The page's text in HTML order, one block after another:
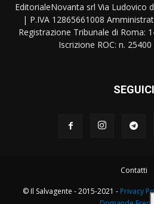
EditorialeNovanta srl Via Ludovico
| P.IVA 12865661008
Registrazione Tribunale di Roma:
Iscrizione ROC: n.
SEGUICI
Contatti
© Il Salvagente - 2015-2021 - Privacy